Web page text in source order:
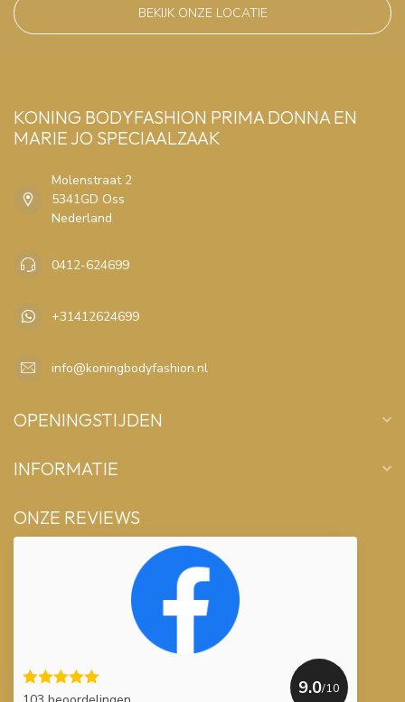
BEKIJK ONZE LOCATIE
KONING BODYFASHION PRIMA DONNA EN
MARIE JO SPECIAALZAAK
Molenstraat 2
5341GD Oss
Nederland
0412-624699
+31412624699
info@koningbodyfashion.nl
OPENINGSTIJDEN
INFORMATIE
ONZE REVIEWS
9.0/10